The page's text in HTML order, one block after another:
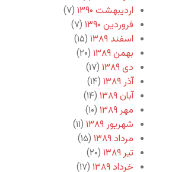
اردیبهشت ۱۳۹۰
(۷)
فروردین ۱۳۹۰
(۷)
اسفند ۱۳۸۹
(۱۵)
بهمن ۱۳۸۹
(۲۰)
دی ۱۳۸۹
(۱۷)
آذر ۱۳۸۹
(۱۴)
آبان ۱۳۸۹
(۱۴)
مهر ۱۳۸۹
(۱۰)
شهریور ۱۳۸۹
(۱۱)
مرداد ۱۳۸۹
(۱۵)
تیر ۱۳۸۹
(۲۰)
خرداد ۱۳۸۹
(۱۷)